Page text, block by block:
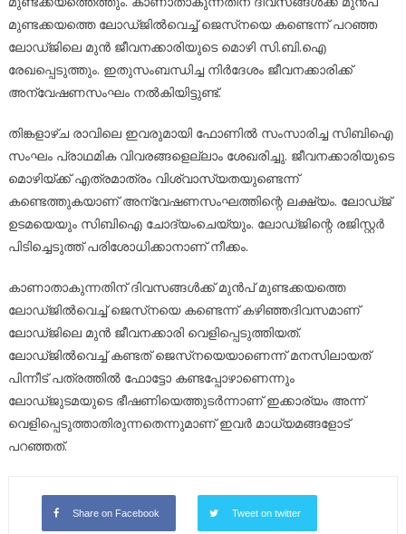
മുണ്ടക്കയത്തെ ലോഡ്ജില്‍വെച്ച് ജെസ്‌നയെ കണ്ടെന്ന് പറഞ്ഞ
ലോഡ്ജിലെ മുന്‍ ജീവനക്കാരിയുടെ മൊഴി സി.ബി.ഐ
രേഖപ്പെടുത്തും. ഇതുസംബന്ധിച്ച നിർദേശം ജീവനക്കാരിക്ക്
അന്വേഷണസംഘം നൽകിയിട്ടുണ്ട്.
തിങ്കളാഴ്ച രാവിലെ ഇവരുമായി ഫോണിൽ സംസാരിച്ച സിബിഐ
സംഘം പ്രാഥമിക വിവരങ്ങളെല്ലാം ശേഖരിച്ചു. ജീവനക്കാരിയുടെ
മൊഴിയ്ക്ക് എത്രമാത്രം വിശ്വാസ്യതയുണ്ടെന്ന്
കണ്ടെത്തുകയാണ് അന്വേഷണസംഘത്തിന്റെ ലക്ഷ്യം. ലോഡ്ജ്
ഉടമയെയും സിബിഐ ചോദ്യംചെയ്യും. ലോഡ്ജിന്റെ രജിസ്റ്റർ
പിടിച്ചെടുത്ത് പരിശോധിക്കാനാണ് നീക്കം.
കാണാതാകുന്നതിന് ദിവസങ്ങള്‍ക്ക് മുന്‍പ് മുണ്ടക്കയത്തെ
ലോഡ്ജില്‍വെച്ച് ജെസ്‌നയെ കണ്ടെന്ന് കഴിഞ്ഞദിവസമാണ്
ലോഡ്ജിലെ മുന്‍ ജീവനക്കാരി വെളിപ്പെടുത്തിയത്.
ലോഡ്ജില്‍വെച്ച് കണ്ടത് ജെസ്‌നയെയാണെന്ന് മനസിലായത്
പിന്നീട് പത്രത്തില്‍ ഫോട്ടോ കണ്ടപ്പോഴാണെന്നും
ലോഡ്ജുടമയുടെ ഭീഷണിയെത്തുടര്‍ന്നാണ് ഇക്കാര്യം അന്ന്
വെളിപ്പെടുത്താതിരുന്നതെന്നുമാണ് ഇവര്‍ മാധ്യമങ്ങളോട്
പറഞ്ഞത്.
Share on Facebook Tweet on twitter